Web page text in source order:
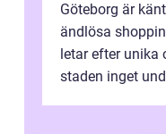
Göteborg är
ändlösa
letar efter unika
staden inget